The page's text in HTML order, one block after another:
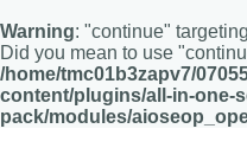
Warning: "continue"
Did you mean to use
/home/tmc01b3zapv7/
content/plugins/all-in-one-
pack/modules/